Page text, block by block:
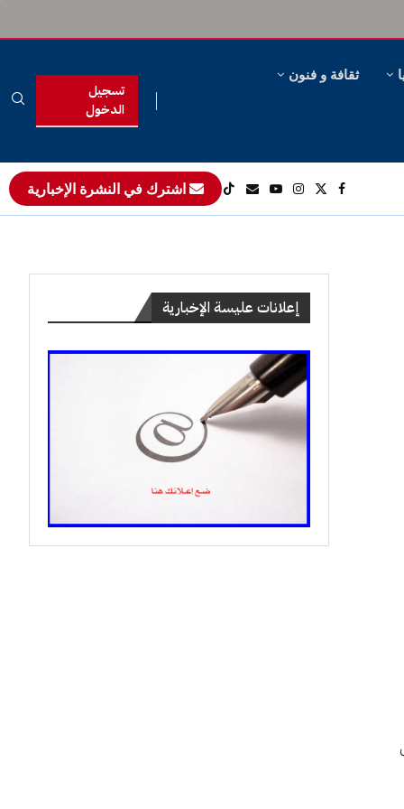
ثقافة و فنون
تسجيل
الدخول
اشترك في النشرة الإخبارية
إعلانات عليسة الإخبارية